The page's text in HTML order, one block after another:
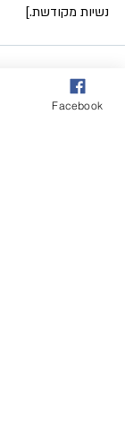
נשיות מקודשת.]
Facebook